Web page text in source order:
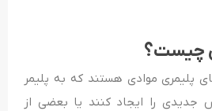
چیست؟
پلیمری موادی هستند که به پلیمر
جدیدی را ایجاد کنند یا بعضی از